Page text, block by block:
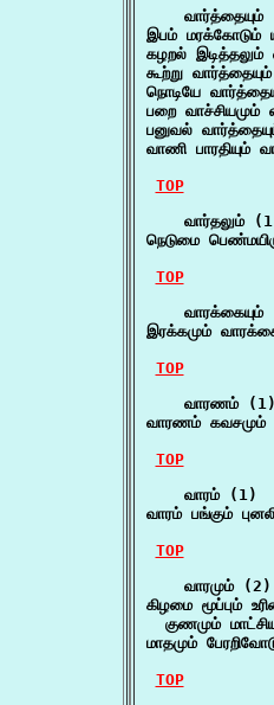
வார்த்தையும்
இபம் மரக்கோடும்
கழறல்
கூற்று
நொடியே
பறை
பனுவல்
வாணி பாரதியும்
TOP
வார்தலும்
நெடுமை
TOP
வாரக்கையும்
இரக்கமும்
TOP
வாரணம்
வாரணம் கவசமும்
TOP
    வாரம் (1)
வாரம் பங்கும்
TOP
    வாரமும் (2)
கிழமை மூப்பும்
குணமும்
மாதமும்
TOP